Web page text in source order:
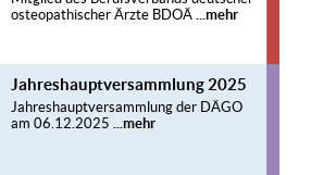
osteopathischer Ärzte BDOÄ ...mehr
Jahreshauptversammlung 2025
Jahreshauptversammlung der DÄGO
am 06.12.2025 ...mehr